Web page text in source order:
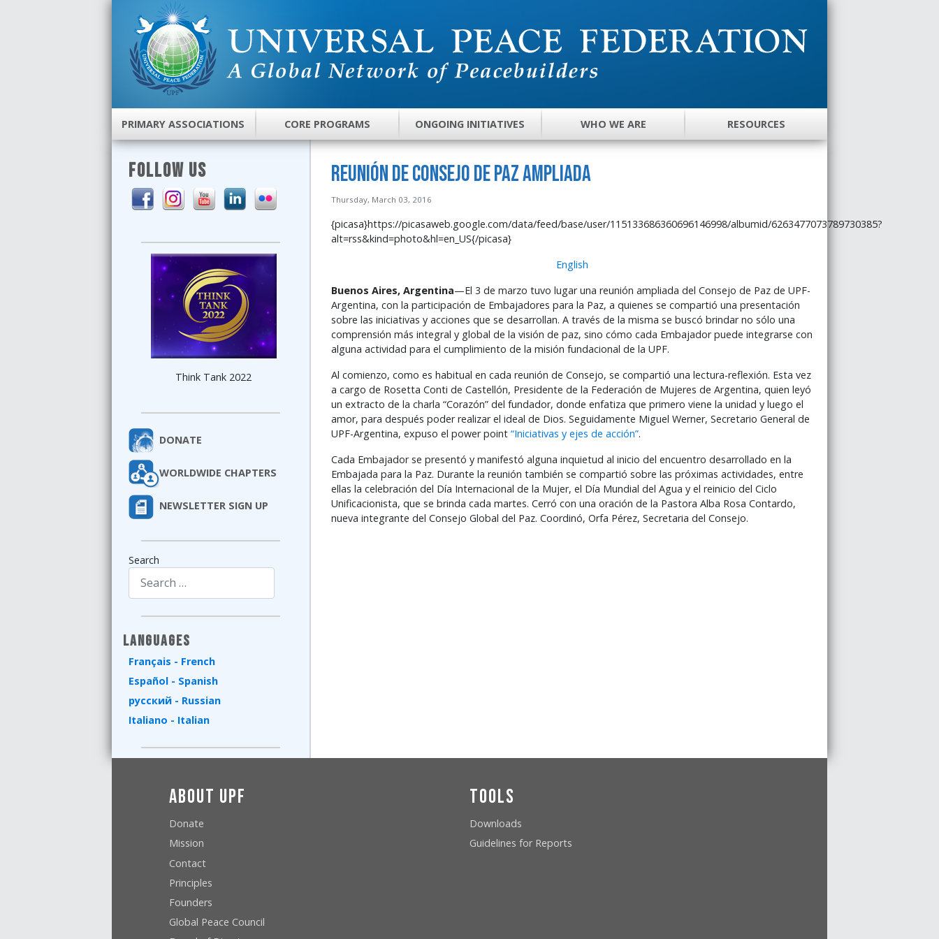
PRIMARY ASSOCIATIONS CORE PROGRAMS ONGOING INITIATIVES WHO WE ARE RESOURCES
FOLLOW US
Think Tank 2022
DONATE
WORLDWIDE CHAPTERS
NEWSLETTER SIGN UP
Search
Languages
Français - French
Español - Spanish
русский - Russian
Italiano - Italian
Reunión de Consejo de Paz ampliada
Thursday, March 03, 2016
{picasa}https://picasaweb.google.com/data/feed/base/user/115133686360696146998/albumid/6263477073789730385?
alt=rss&kind=photo&hl=en_US{/picasa}
English
Buenos Aires, Argentina—El 3 de marzo tuvo lugar una reunión ampliada del Consejo de Paz de UPF-
Argentina, con la participación de Embajadores para la Paz, a quienes se compartió una presentación
sobre las iniciativas y acciones que se desarrollan. A través de la misma se buscó brindar no sólo una
comprensión más integral y global de la visión de paz, sino cómo cada Embajador puede integrarse con
alguna actividad para el cumplimiento de la misión fundacional de la UPF.
Al comienzo, como es habitual en cada reunión de Consejo, se compartió una lectura-reflexión. Esta vez
a cargo de Rosetta Conti de Castellón, Presidente de la Federación de Mujeres de Argentina, quien leyó
un extracto de la charla “Corazón” del fundador, donde enfatiza que primero viene la unidad y luego el
amor, para después poder realizar el ideal de Dios. Seguidamente Miguel Werner, Secretario General de
UPF-Argentina, expuso el power point “Iniciativas y ejes de acción”.
Cada Embajador se presentó y manifestó alguna inquietud al inicio del encuentro desarrollado en la
Embajada para la Paz. Durante la reunión también se compartió sobre las próximas actividades, entre
ellas la celebración del Día Internacional de la Mujer, el Día Mundial del Agua y el reinicio del Ciclo
Unificacionista, que se brinda cada martes. Cerró con una oración de la Pastora Alba Rosa Contardo,
nueva integrante del Consejo Global del Paz. Coordinó, Orfa Pérez, Secretaria del Consejo.
About UPF
Donate
Mission
Contact
Principles
Founders
Global Peace Council
Tools
Downloads
Guidelines for Reports